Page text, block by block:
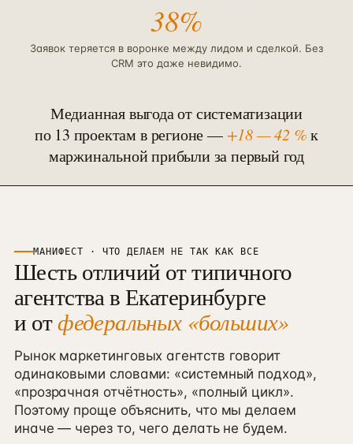
38%
Заявок теряется в воронке между лидом и сделкой. Без
CRM это даже невидимо.
Медианная выгода от систематизации
по 13 проектам врегионе—+18 — 42 %к
маржинальной прибыли за первый год
МАНИФЕСТ · ЧТО ДЕЛАЕМ НЕ ТАК КАК ВСЕ
Шесть отличий от типичного
агентства вЕкатеринбурге
и отфедеральных «больших»
Рынок маркетинговых агентств говорит
одинаковыми словами: «системный подход»,
«прозрачная отчётность», «полный цикл».
Поэтому проще объяснить, что мы делаем
иначе — через то, чего делать не будем.